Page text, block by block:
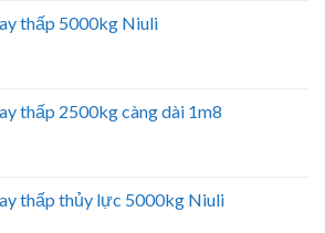
thấp 5000kg Niuli
thấp 2500kg càng dài 1m8
thấp thủy lực 5000kg Niuli